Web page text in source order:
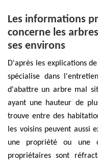
Les informations
concerne les
ses environs
D'après les explications
spécialise dans
d'abattre un arbre mal
ayant une hauteur de
trouve entre des
les voisins peuvent aussi
une propriété ou une
propriétaires sont